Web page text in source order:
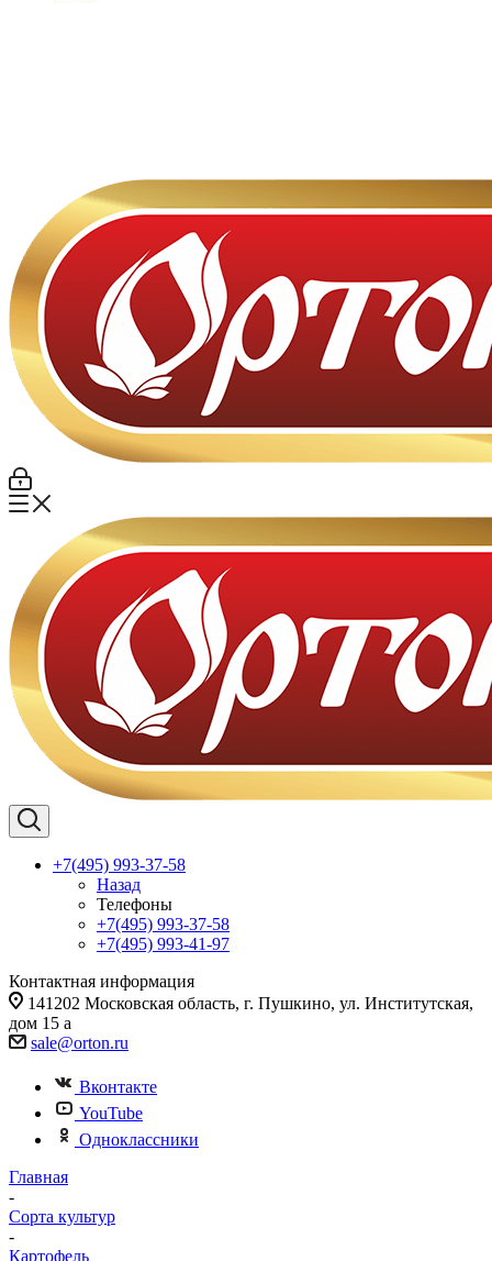
+7(495) 993-37-58
Назад
Телефоны
+7(495) 993-37-58
+7(495) 993-41-97
Контактная информация
141202 Московская область, г. Пушкино, ул. Институтская,
дом 15 а
sale@orton.ru
Вконтакте
YouTube
Одноклассники
Главная
-
Сорта культур
-
Картофель